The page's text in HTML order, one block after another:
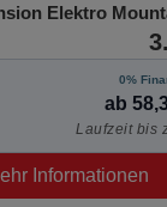
Elektro
0%
ab
Laufzeit bis
Informationen